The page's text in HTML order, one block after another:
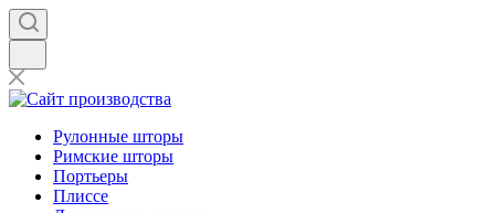
Рулонные шторы
Римские шторы
Портьеры
Плиссе